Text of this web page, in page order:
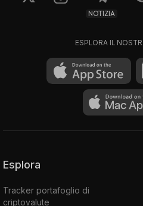
NOTIZIA
ESPLORA IL
Esplora
Tracker portafoglio di
criptovalute